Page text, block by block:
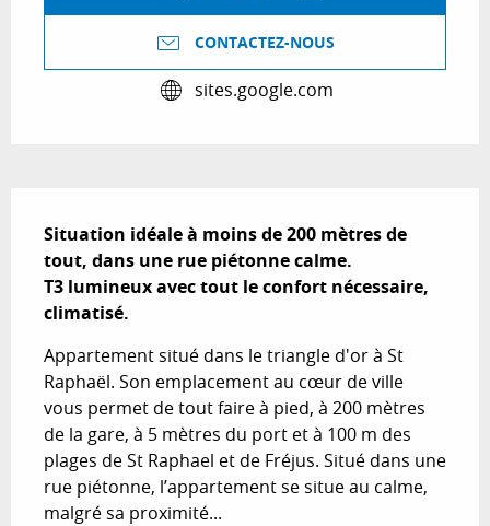
CONTACTEZ-NOUS
sites.google.com
Situation idéale à moins de 200 mètres de
tout, dans une rue piétonne calme.
T3 lumineux avec tout le confort nécessaire,
climatisé.
Appartement situé dans le triangle d'or à St
Raphaël. Son emplacement au cœur de ville
vous permet de tout faire à pied, à 200 mètres
de la gare, à 5 mètres du port et à 100 m des
plages de St Raphael et de Fréjus. Situé dans une
rue piétonne, l’appartement se situe au calme,
malgré sa proximité...